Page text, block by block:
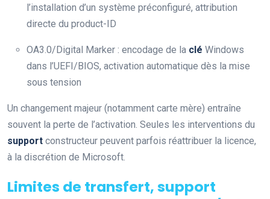
l’installation d’un système préconfiguré, attribution
directe du product-ID
OA3.0/Digital Marker : encodage de la clé Windows
dans l’UEFI/BIOS, activation automatique dès la mise
sous tension
Un changement majeur (notamment carte mère) entraîne
souvent la perte de l’activation. Seules les interventions du
support constructeur peuvent parfois réattribuer la licence,
à la discrétion de Microsoft.
Limites de transfert, support